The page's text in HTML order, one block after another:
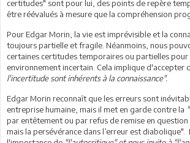
certitudes" sont pour lui, des points de repère
être réévalués à mesure que la compréhension
Pour Edgar Morin, la vie est imprévisible et la
toujours partielle et fragile. Néanmoins, nous
certaines certitudes temporaires ou partielles pour
environnement incertain. Cela implique d'accepter
l'incertitude sont inhérents à la connaissance".
Edgar Morin reconnaît que les erreurs sont
entreprise humaine, mais il met en garde contre la
par entêtement ou par refus de remise en question
mais la persévérance dans l’erreur est diabolique".